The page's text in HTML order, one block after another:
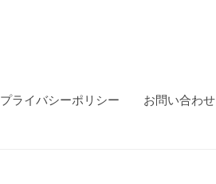
プライバシーポリシー お問い合わせ